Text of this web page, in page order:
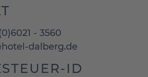
- 3560
dalberg.de
ID